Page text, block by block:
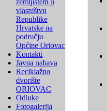
vlasništvu
Republike
Hrvatske na
području
Općine Oriovac
Kontakti
Javna nabava
Reciklažno
dvorište
ORIOVAC
Odluke
Fotogalerija